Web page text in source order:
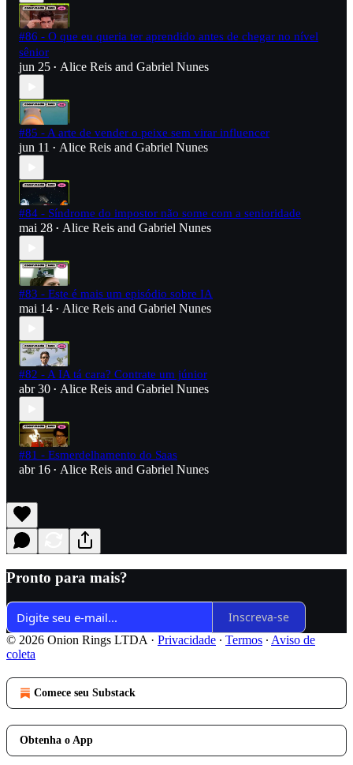
#86 - O que eu queria ter aprendido antes de chegar no nível
sênior
jun 25 • Alice Reis and Gabriel Nunes
#85 - A arte de vender o peixe sem virar influencer
jun 11 • Alice Reis and Gabriel Nunes
#84 - Síndrome do impostor não some com a senioridade
mai 28 • Alice Reis and Gabriel Nunes
#83 - Este é mais um episódio sobre IA
mai 14 • Alice Reis and Gabriel Nunes
#82 - A IA tá cara? Contrate um júnior
abr 30 • Alice Reis and Gabriel Nunes
#81 - Esmerdelhamento do Saas
abr 16 • Alice Reis and Gabriel Nunes
Pronto para mais?
Inscreva-se
© 2026 Onion Rings LTDA · Privacidade ∙ Termos ∙ Aviso de
coleta
Comece seu Substack
Obtenha o App